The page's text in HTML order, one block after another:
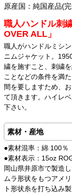
原産国：純国産品(
職人ハンドル刺
OVER ALL」
職人がハンドルミシ
ニムジャケット。
繍を施すこと、刺繍
ことなどの条件を満
間を要しますため、
て頂きます。ハイレ
下さい。
素材・産地
●素材混率：綿 100％
●素材表示：15oz
岡山県井原市で製造
ムラ形状をもつアメ
ト形状糸を打ち込み